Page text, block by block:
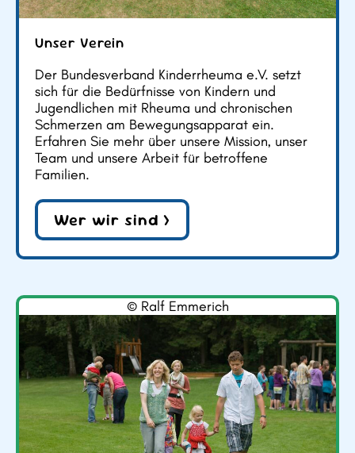
Unser Verein
Der Bundesverband Kinderrheuma e.V. setzt
sich für die Bedürfnisse von Kindern und
Jugendlichen mit Rheuma und chronischen
Schmerzen am Bewegungsapparat ein.
Erfahren Sie mehr über unsere Mission, unser
Team und unsere Arbeit für betroffene
Familien.
Wer wir sind >
© Ralf Emmerich